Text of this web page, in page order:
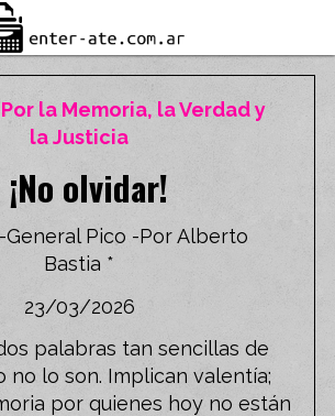
¡No olvidar!
palabras tan sencillas de
no lo son. Implican valentía;
por quienes hoy no están
la Memoria, la Verdad y
la Justicia
23/03/2026
Pico -Por Alberto
Bastia *